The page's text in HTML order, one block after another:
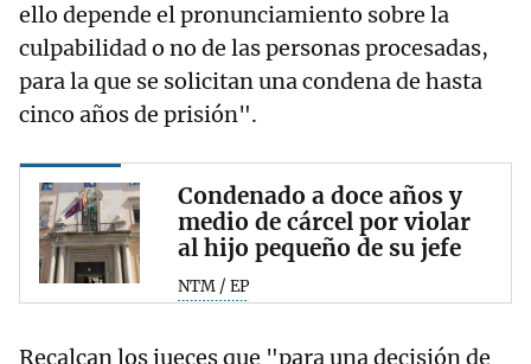
ello depende el pronunciamiento sobre la
culpabilidad o no de las personas procesadas,
para la que se solicitan una condena de hasta
cinco años de prisión".
Condenado a doce años y
medio de cárcel por violar
al hijo pequeño de su jefe
NTM / EP
Recalcan los jueces que "para una decisión de